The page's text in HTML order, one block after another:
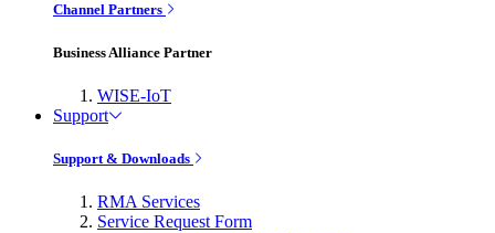
Channel Partners
Business Alliance Partner
WISE-IoT
Support
Support & Downloads
RMA Services
Service Request Form